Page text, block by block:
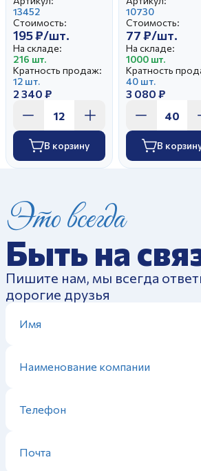
13452
Стоимость:
195 ₽/шт.
На складе:
216 шт.
Кратность продаж:
12 шт.
2 340 ₽
В корзину
тюльпаны
10730
Стоимость:
77 ₽/шт.
На складе:
1000 шт.
Кратность
40 шт.
3 080 ₽
В
Это всегда
Быть на
Пишите нам, мы всегда
дорогие друзья